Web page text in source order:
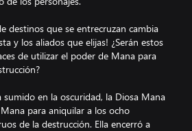
destinos que se entrecruzan cambia
y los aliados que elijas! ¿Serán estos
de utilizar el poder de Mana para
en la oscuridad, la Diosa Mana
para aniquilar a los ocho
de la destrucción. Ella encerró a